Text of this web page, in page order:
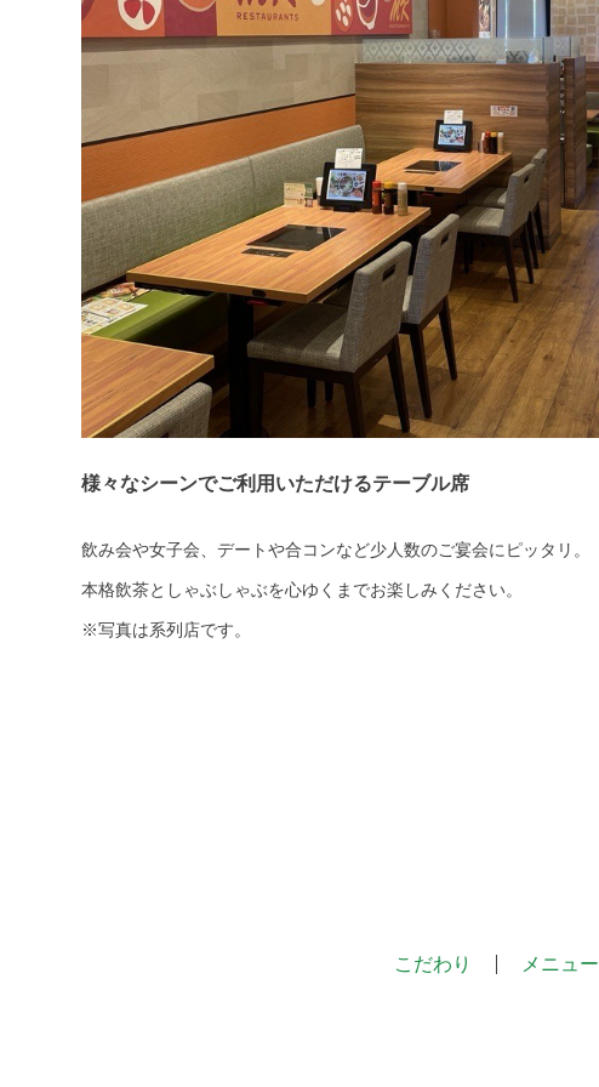
様々なシーンでご利用いただけるテーブル席
飲み会や女子会、デートや合コンなど少人数のご宴会にピッタリ。
本格飲茶としゃぶしゃぶを心ゆくまでお楽しみください。
※写真は系列店です。
こだわり メニュー